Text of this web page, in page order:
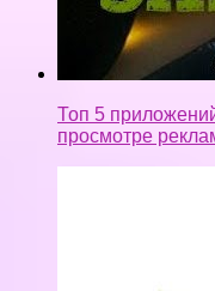
Топ 5
просмотре